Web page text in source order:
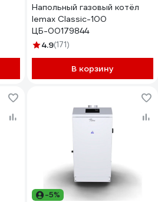
Напольный газовый котёл
lemax Classic-100
ЦБ-00179844
4.9(171)
В корзину
-5%